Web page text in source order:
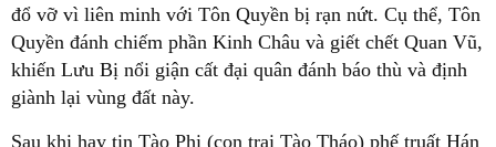
đổ vỡ vì liên minh với Tôn Quyền bị rạn nứt. Cụ thể, Tôn
Quyền đánh chiếm phần Kinh Châu và giết chết Quan Vũ,
khiến Lưu Bị nổi giận cất đại quân đánh báo thù và định
giành lại vùng đất này.
Sau khi hay tin Tào Phi (con trai Tào Tháo) phế truất Hán